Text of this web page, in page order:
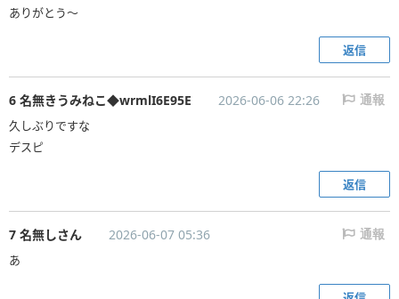
ありがとう〜
返信
6 名無きうみねこ◆wrmlI6E95E 2026-06-06 22:26 通報
久しぶりですな
デスピ
返信
7 名無しさん 2026-06-07 05:36 通報